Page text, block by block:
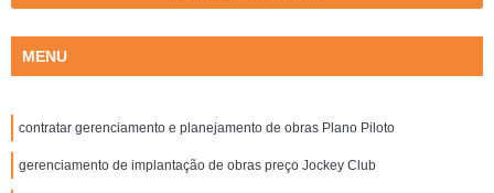
MENU
contratar gerenciamento e planejamento de obras Plano Piloto
gerenciamento de implantação de obras preço Jockey Club